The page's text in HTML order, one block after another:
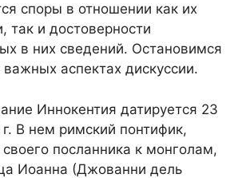
споры в отношении как их
так и достоверности
в них сведений. Остановимся
аспектах дискуссии.
Иннокентия датируется 23
В нем римский понтифик,
посланника к монголам,
Иоанна (Джованни дель